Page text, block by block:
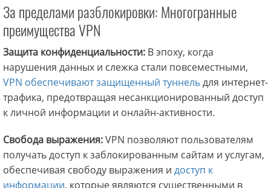
За пределами разблокировки: Многогранные
преимущества VPN
Защита конфиденциальности: В эпоху, когда
нарушения данных и слежка стали повсеместными,
VPN обеспечивают защищенный туннельдля интернет-
трафика, предотвращая несанкционированный доступ
к личной информации и онлайн-активности.
Свобода выражения:VPN позволяют пользователям
получать доступ к заблокированным сайтам и услугам,
обеспечивая свободу выражения и доступ к
информации, которые являются существенными в